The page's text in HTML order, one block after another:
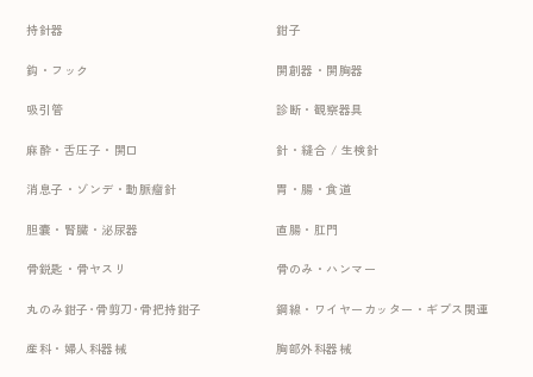
持針器 鉗子
鈎・フック 開創器・開胸器
吸引管 診断・観察器具
麻酔・舌圧子・開口 針・縫合 / 生検針
消息子・ゾンデ・動脈瘤針 胃・腸・食道
胆嚢・腎臓・泌尿器 直腸・肛門
骨鋭匙・骨ヤスリ 骨のみ・ハンマー
丸のみ鉗子･骨剪刀･骨把持鉗子 鋼線・ワイヤーカッター・ギプス関連
産科・婦人科器械 胸部外科器械